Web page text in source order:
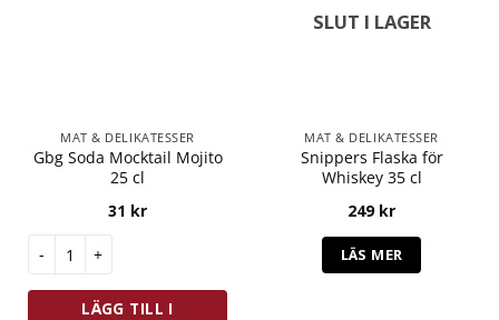
MAT & DELIKATESSER
Gbg Soda Mocktail Mojito
25 cl
31 kr
LÄGG TILL I
SLUT I LAGER
MAT & DELIKATESSER
Snippers Flaska för
Whiskey 35 cl
249 kr
LÄS MER